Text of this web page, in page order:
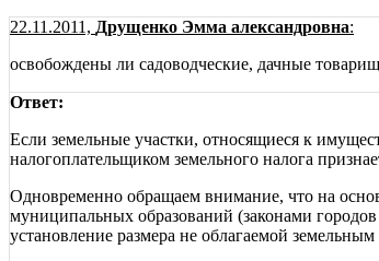
22.11.2011, Друщенко Эмма александровна:
освобождены ли садоводческие, дачные
Ответ:
Если земельные участки, относящиеся к
налогоплательщиком земельного налога
Одновременно обращаем внимание, что на
муниципальных образований (законами
установление размера не облагаемой